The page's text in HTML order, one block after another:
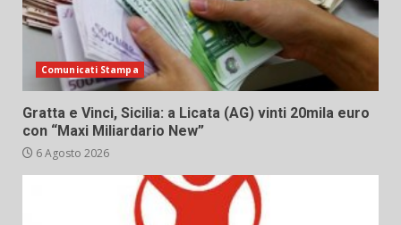
Comunicati Stampa
Gratta e Vinci, Sicilia: a Licata (AG) vinti 20mila euro
con “Maxi Miliardario New”
6 Agosto 2026